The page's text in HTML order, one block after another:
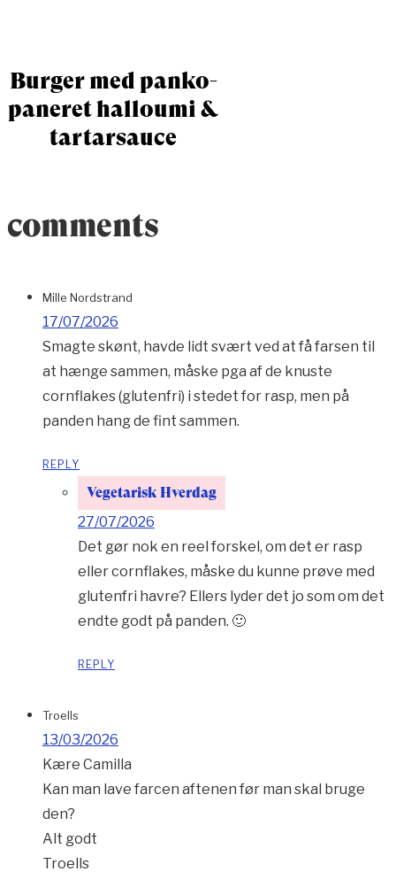
Burger med panko-
paneret halloumi &
tartarsauce
comments
Mille Nordstrand
17/07/2026
Smagte skønt, havde lidt svært ved at få farsen til
at hænge sammen, måske pga af de knuste
cornflakes (glutenfri) i stedet for rasp, men på
panden hang de fint sammen.
REPLY
Vegetarisk Hverdag
27/07/2026
Det gør nok en reel forskel, om det er rasp
eller cornflakes, måske du kunne prøve med
glutenfri havre? Ellers lyder det jo som om det
endte godt på panden. 🙂
REPLY
Troells
13/03/2026
Kære Camilla
Kan man lave farcen aftenen før man skal bruge
den?
Alt godt
Troells